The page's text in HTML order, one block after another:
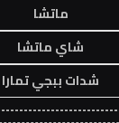
ماتشا
شاي ماتشا
شدات ببجي تمارا